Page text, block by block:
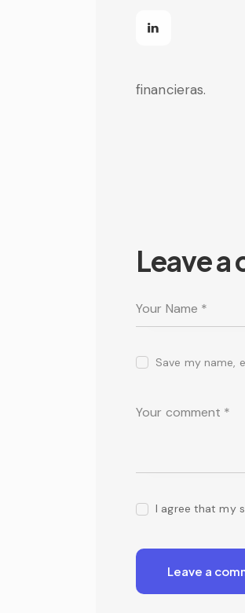
financieras.
Leave
Save my name,
I agree that my